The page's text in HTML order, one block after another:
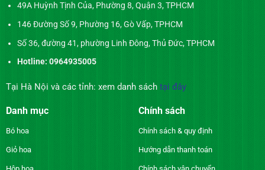
49A Huỳnh Tịnh Của, Phường 8, Quận 3, TPHCM
146 Đường Số 9, Phường 16, Gò Vấp, TPHCM
Số 36, đường 41, phường Linh Đông, Thủ Đức, TPHCM
Hotline: 0964935005
Tại Hà Nội và các tỉnh: xem danh sách tại đây
Danh mục
Bó hoa
Giỏ hoa
Chính sách
Chính sách & quy định
Hướng dẫn thanh toán